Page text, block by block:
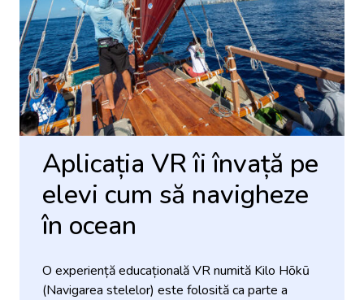
Aplicația VR îi învață pe
elevi cum să navigheze
în ocean
O experiență educațională VR numită Kilo Hōkū
(Navigarea stelelor) este folosită ca parte a